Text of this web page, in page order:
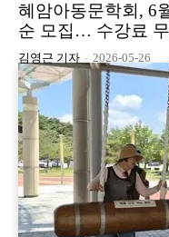
혜암아동문학회, 6
순 모집… 수강료
김영근 기자 - 2026-05-26